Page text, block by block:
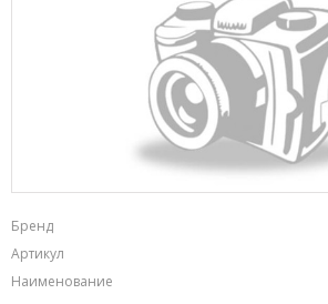
Бренд
Артикул
Наименование